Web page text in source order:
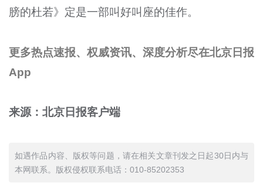
膀的杜若》定是一部叫好叫座的佳作。
更多热点速报、权威资讯、深度分析尽在北京日报
App
来源：北京日报客户端
如遇作品内容、版权等问题，请在相关文章刊发之日起30日内与
本网联系。版权侵权联系电话：010-85202353